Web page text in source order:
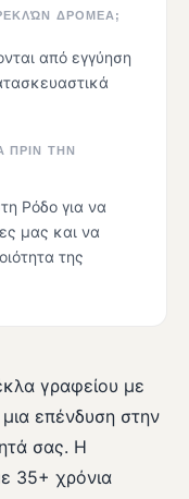
ΔΡΟΜΕΑ;
από εγγύηση
ΠΡΙΝ ΤΗΝ
Ρόδο για να
μας και να
της
γραφείου με
επένδυση στην
σας. Η
35+ χρόνια